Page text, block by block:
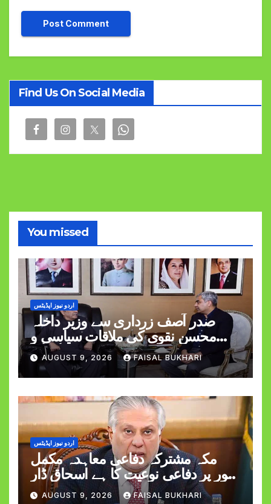
Find Us On Social Media
You missed
اردو نیوز اپڈیٹس
صدر آصف زرداری سے وزیر داخلہ
محسن نقوی کی ملاقات سیاسی و
قومی امور پر گفتگو
AUGUST 9, 2026 FAISAL BUKHARI
اردو نیوز اپڈیٹس
مکہ مشترکہ دفاعی معاہدہ مکمل
طور پر دفاعی نوعیت کا ہے اسحاق ڈار
کی وضاحت
AUGUST 9, 2026 FAISAL BUKHARI